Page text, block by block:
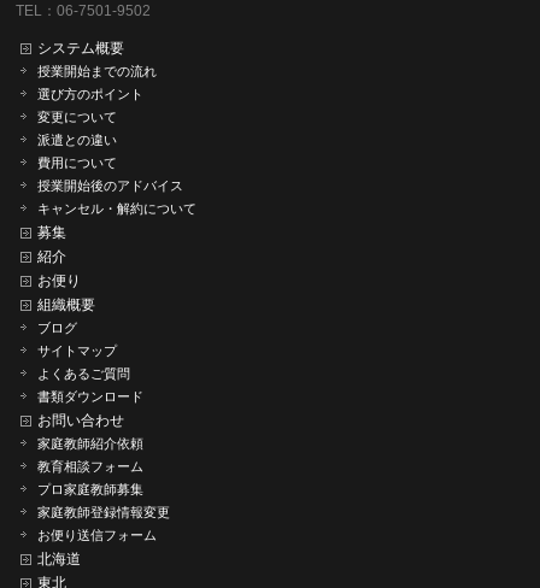
TEL：06-7501-9502
システム概要
授業開始までの流れ
選び方のポイント
変更について
派遣との違い
費用について
授業開始後のアドバイス
キャンセル・解約について
募集
紹介
お便り
組織概要
ブログ
サイトマップ
よくあるご質問
書類ダウンロード
お問い合わせ
家庭教師紹介依頼
教育相談フォーム
プロ家庭教師募集
家庭教師登録情報変更
お便り送信フォーム
北海道
東北